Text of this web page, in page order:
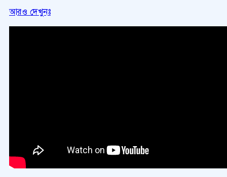
আরও দেখুনঃ